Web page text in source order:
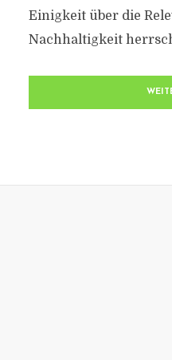
Einigkeit über die
Nachhaltigkeit